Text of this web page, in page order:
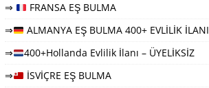
⇒
FRANSA EŞ BULMA
⇒
ALMANYA EŞ BULMA 400+ EVLİLİK İLANI
⇒
400+Hollanda Evlilik İlanı – ÜYELİKSİZ
⇒
İSVİÇRE EŞ BULMA